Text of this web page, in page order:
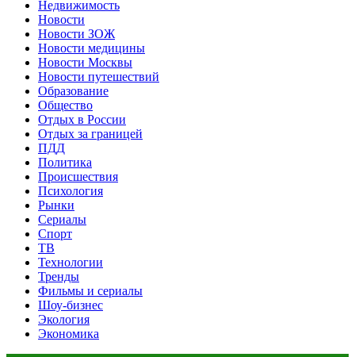
Недвижимость
Новости
Новости ЗОЖ
Новости медицины
Новости Москвы
Новости путешествий
Образование
Общество
Отдых в России
Отдых за границей
ПДД
Политика
Происшествия
Психология
Рынки
Сериалы
Спорт
ТВ
Технологии
Тренды
Фильмы и сериалы
Шоу-бизнес
Экология
Экономика